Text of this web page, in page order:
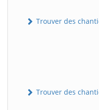
Trouver des
Trouver des